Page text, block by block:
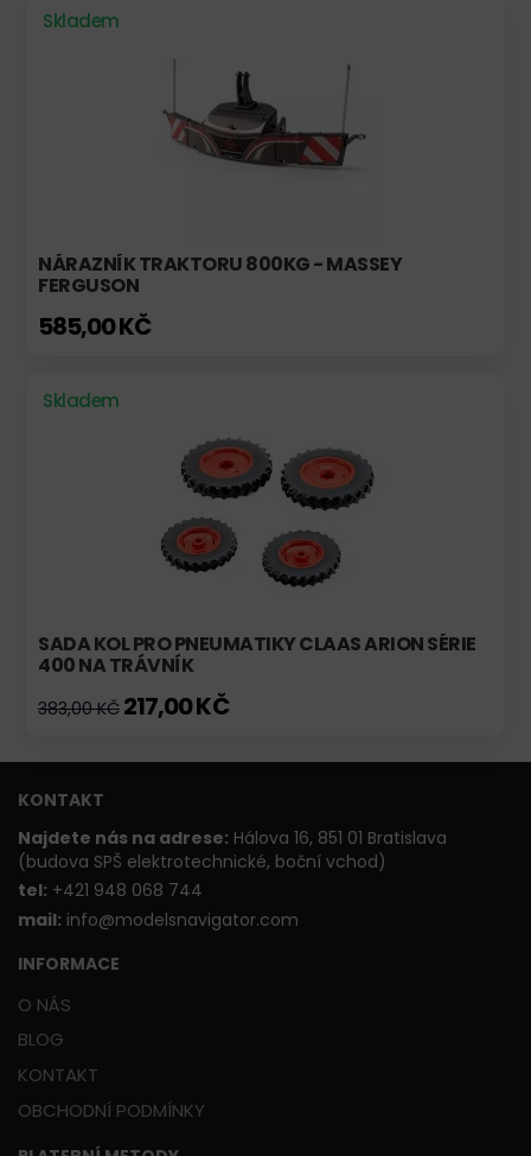
Skladem
NÁRAZNÍK TRAKTORU 800KG - MASSEY
FERGUSON
585,00 KČ
Skladem
SADA KOL PRO PNEUMATIKY CLAAS ARION SÉRIE
400 NA TRÁVNÍK
383,00 KČ 217,00 KČ
KONTAKT
Najdete nás na adrese: Hálova 16, 851 01 Bratislava
(budova SPŠ elektrotechnické, boční vchod)
tel: +421 948 068 744
mail: info@modelsnavigator.com
INFORMACE
O NÁS
BLOG
KONTAKT
OBCHODNÍ PODMÍNKY